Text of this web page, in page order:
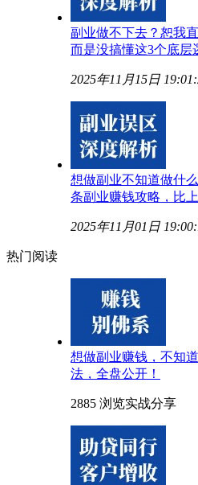
副业做不下去？恕我
而是没搞懂这3个底层
2025年11月15日
想做副业不知道做什
条副业赚钱攻略，比
2025年11月01日
热门阅读
想做副业赚钱，不知
法，全盘公开！
2885 浏览实战分享